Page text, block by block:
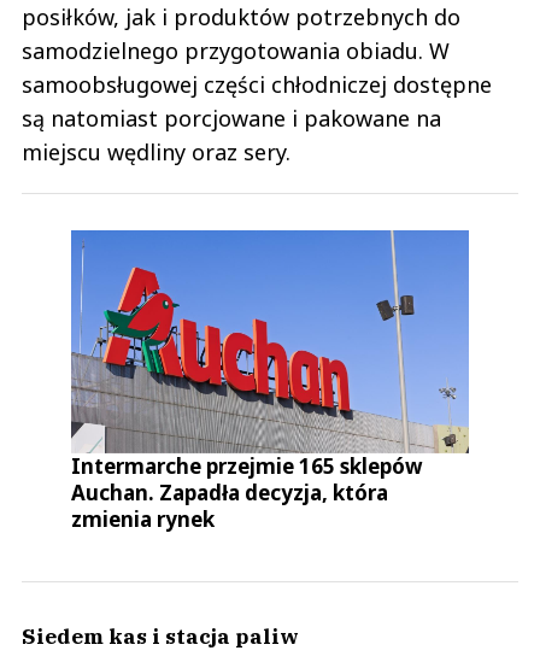
posiłków, jak i produktów potrzebnych do
samodzielnego przygotowania obiadu. W
samoobsługowej części chłodniczej dostępne
są natomiast porcjowane i pakowane na
miejscu wędliny oraz sery.
Intermarche przejmie 165 sklepów
Auchan. Zapadła decyzja, która
zmienia rynek
Siedem kas i stacja paliw